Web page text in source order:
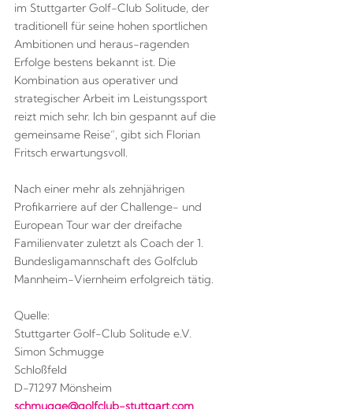
im Stuttgarter Golf-Club Solitude, der
traditionell für seine hohen sportlichen
Ambitionen und heraus-ragenden
Erfolge bestens bekannt ist. Die
Kombination aus operativer und
strategischer Arbeit im Leistungssport
reizt mich sehr. Ich bin gespannt auf die
gemeinsame Reise“, gibt sich Florian
Fritsch erwartungsvoll.
Nach einer mehr als zehnjährigen
Profikarriere auf der Challenge- und
European Tour war der dreifache
Familienvater zuletzt als Coach der 1.
Bundesligamannschaft des Golfclub
Mannheim-Viernheim erfolgreich tätig.
Quelle:
Stuttgarter Golf-Club Solitude e.V.
Simon Schmugge
Schloßfeld
D-71297 Mönsheim
schmugge@golfclub-stuttgart.com